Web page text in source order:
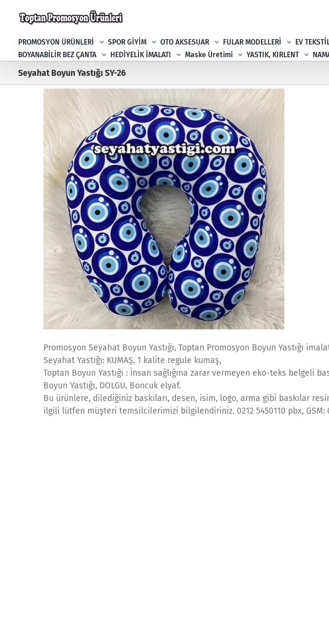
PROMOSYON ÜRÜNLERİ SPOR GİYİM OTO AKSESUAR FULAR MODELLERİ EV
BOYANABİLİR BEZ ÇANTA
HEDİYELİK İMALATI Maske Üretimi YASTIK, KIRLENT
Seyahat Boyun Yastığı SY-26
Promosyon Seyahat Boyun Yastığı, Toptan Promosyon Boyun Yastığı
Seyahat Yastığı: KUMAŞ, 1 kalite regule kumaş,
Toptan Boyun Yastığı : İnsan sağlığına zarar vermeyen eko-teks belgeli
Boyun Yastığı, DOLGU, Boncuk elyaf.
Bu ürünlere, dilediğiniz baskıları, desen, isim, logo, arma gibi baskılar
ilgili lütfen müşteri temsilcilerimizi bilgilendiriniz. 0212 5450110 pbx, GSM: